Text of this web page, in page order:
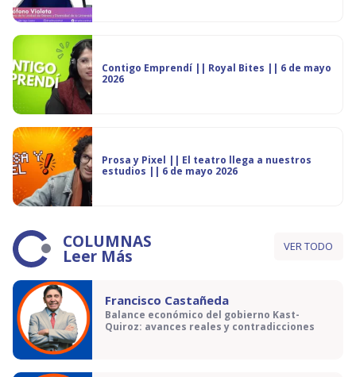
Contigo Emprendí || Royal Bites || 6 de mayo
2026
Prosa y Pixel || El teatro llega a nuestros
estudios || 6 de mayo 2026
COLUMNAS
Leer Más VER TODO
Francisco Castañeda
Balance económico del gobierno Kast-
Quiroz: avances reales y contradicciones